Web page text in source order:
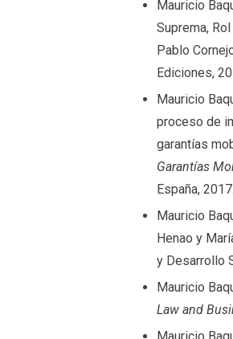
Mauricio
Suprema,
Pablo
Ediciones,
Mauricio
proceso de
garantías
Garantías
España, 2017.
Mauricio
Henao y
y Desarrollo
Mauricio
Law and